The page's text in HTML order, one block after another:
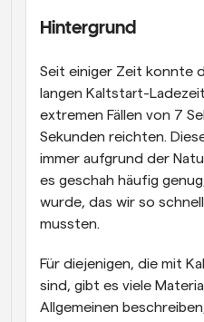
Supercharged Planung
Arbeitsabläufe
Blog
Bleiben Sie auf dem
Nachrichten und
Sofortige
Treffen Sie sich in
Dynamische
Webhooks
Erhalten Sie eine
passiert
Hintergrund
Seit einiger Zeit konnte
langen Kaltstart-
extremen Fällen von 7
Sekunden reichten.
immer aufgrund der
es geschah häufig
wurde, das wir so
mussten.
Für diejenigen, die mit
sind, gibt es viele
Allgemeinen